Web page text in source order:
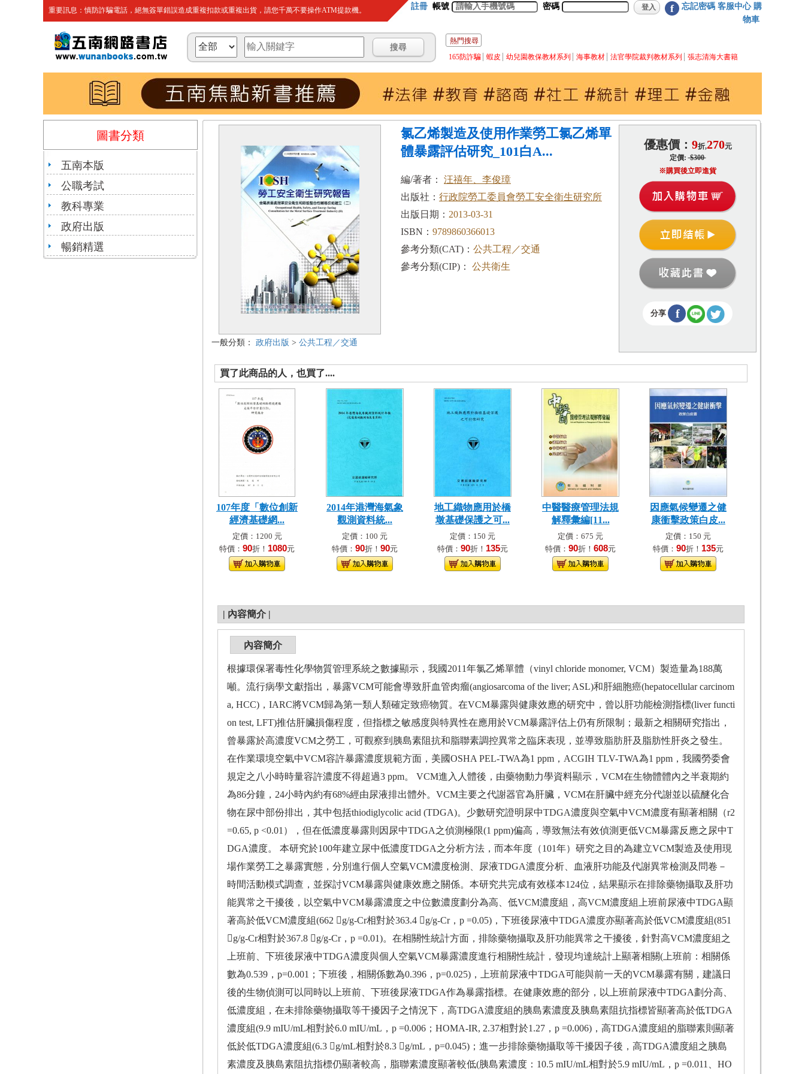
重要訊息：慎防詐騙電話，絕無簽單錯誤造成重複扣款或重複出貨，請您千萬不要操作ATM提款機。 註冊 帳號 密碼 f 忘記密碼 客服中心 購
物車
熱門搜尋
165防詐騙
蝦皮 幼兒園教保教材系列 海事教材 法官學院裁判教材系列 張志清海大書籍
圖書分類
五南本版
公職考試
教科專業
政府出版
暢銷精選
一般分類： 政府出版 > 公共工程／交通
氯乙烯製造及使用作業勞工氯乙烯單
體暴露評估研究_101白A...
編/著者： 汪禧年、李俊璋
出版社： 行政院勞工委員會勞工安全衛生研究所
出版日期： 2013-03-31
ISBN： 9789860366013
參考分類(CAT)： 公共工程／交通
參考分類(CIP)：
公共衛生
優惠價： 9折,270元
定價:$300
※購買後立即進貨
分享 f
買了此商品的人，也買了....
107年度「數位創新
經濟基礎網...
定價：1200 元
特價： 90折！ 1080元
2014年港灣海氣象
觀測資料統...
定價：100 元
特價： 90折！ 90元
地工織物應用於橋
墩基礎保護之可...
定價：150 元
特價： 90折！ 135元
中醫醫療管理法規
解釋彙編[11...
定價：675 元
特價： 90折！ 608元
因應氣候變遷之健
康衝擊政策白皮...
定價：150 元
特價： 90折！ 135元
| 內容簡介 |
內容簡介
根據環保署毒性化學物質管理系統之數據顯示，我國2011年氯乙烯單體（vinyl chloride monomer, VCM）製造量為188萬
噸。流行病學文獻指出，暴露VCM可能會導致肝血管肉瘤(angiosarcoma of the liver; ASL)和肝細胞癌(hepatocellular carcinom
a, HCC)，IARC將VCM歸為第一類人類確定致癌物質。在VCM暴露與健康效應的研究中，曾以肝功能檢測指標(liver functi
on test, LFT)推估肝臟損傷程度，但指標之敏感度與特異性在應用於VCM暴露評估上仍有所限制；最新之相關研究指出，
曾暴露於高濃度VCM之勞工，可觀察到胰島素阻抗和脂聯素調控異常之臨床表現，並導致脂肪肝及脂肪性肝炎之發生。
在作業環境空氣中VCM容許暴露濃度規範方面，美國OSHA PEL-TWA為1 ppm，ACGIH TLV-TWA為1 ppm，我國勞委會
規定之八小時時量容許濃度不得超過3 ppm。 VCM進入人體後，由藥物動力學資料顯示，VCM在生物體體內之半衰期約
為86分鐘，24小時內約有68%經由尿液排出體外。VCM主要之代謝器官為肝臟，VCM在肝臟中經充分代謝並以硫醚化合
物在尿中部份排出，其中包括thiodiglycolic acid (TDGA)。少數研究證明尿中TDGA濃度與空氣中VCM濃度有顯著相關（r2
=0.65, p <0.01），但在低濃度暴露則因尿中TDGA之偵測極限(1 ppm)偏高，導致無法有效偵測更低VCM暴露反應之尿中T
DGA濃度。 本研究於100年建立尿中低濃度TDGA之分析方法，而本年度（101年）研究之目的為建立VCM製造及使用現
場作業勞工之暴露實態，分別進行個人空氣VCM濃度檢測、尿液TDGA濃度分析、血液肝功能及代謝異常檢測及問卷－
時間活動模式調查，並探討VCM暴露與健康效應之關係。本研究共完成有效樣本124位，結果顯示在排除藥物攝取及肝功
能異常之干擾後，以空氣中VCM暴露濃度之中位數濃度劃分為高、低VCM濃度組，高VCM濃度組上班前尿液中TDGA顯
著高於低VCM濃度組(662 g/g-Cr相對於363.4 g/g-Cr，p =0.05)，下班後尿液中TDGA濃度亦顯著高於低VCM濃度組(851
g/g-Cr相對於367.8 g/g-Cr，p =0.01)。在相關性統計方面，排除藥物攝取及肝功能異常之干擾後，針對高VCM濃度組之
上班前、下班後尿液中TDGA濃度與個人空氣VCM暴露濃度進行相關性統計，發現均達統計上顯著相關(上班前：相關係
數為0.539，p=0.001；下班後，相關係數為0.396，p=0.025)，上班前尿液中TDGA可能與前一天的VCM暴露有關，建議日
後的生物偵測可以同時以上班前、下班後尿液TDGA作為暴露指標。在健康效應的部分，以上班前尿液中TDGA劃分高、
低濃度組，在未排除藥物攝取等干擾因子之情況下，高TDGA濃度組的胰島素濃度及胰島素阻抗指標皆顯著高於低TDGA
濃度組(9.9 mIU/mL相對於6.0 mIU/mL，p =0.006；HOMA-IR, 2.37相對於1.27，p =0.006)，高TDGA濃度組的脂聯素則顯著
低於低TDGA濃度組(6.3 g/mL相對於8.3 g/mL，p=0.045)；進一步排除藥物攝取等干擾因子後，高TDGA濃度組之胰島
素濃度及胰島素阻抗指標仍顯著較高，脂聯素濃度顯著較低(胰島素濃度：10.5 mIU/mL相對於5.9 mIU/mL，p =0.011、HO